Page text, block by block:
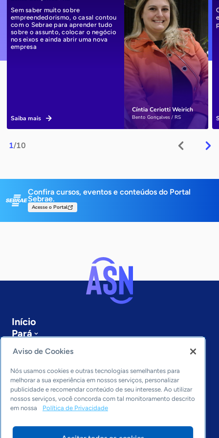
1/10
Cíntia Ceriotti Weirich
Bento Gonçalves / RS
Sem saber muito sobre
empreendedorismo, o casal contou
com o Sebrae para aprender tudo
sobre o assunto, colocar o negócio
nos eixos e ainda abrir uma nova
empresa
Saiba mais
Confira cursos, eventos e conteúdos do Portal
Sebrae.
Acesse o Portal
Início
Pará
Sobre a ASN
Últimas notícias
Entre em contato
Editorias
Economia & Política
Inovação & Tecnologia
Cultura empreendedora
Aviso de Cookies
Nós usamos cookies e outras tecnologias semelhantes para
melhorar a sua experiência em nossos serviços, personalizar
publicidade e recomendar conteúdo de seu interesse. Ao utilizar
nossos serviços, você concorda com tal monitoramento descrito
em nossa
Política de Privacidade